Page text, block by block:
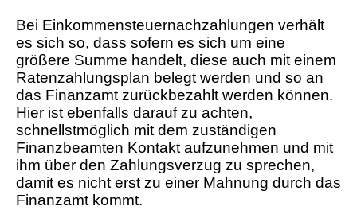
Bei Einkommensteuernachzahlungen verhält
es sich so, dass sofern es sich um eine
größere Summe handelt, diese auch mit einem
Ratenzahlungsplan belegt werden und so an
das Finanzamt zurückbezahlt werden können.
Hier ist ebenfalls darauf zu achten,
schnellstmöglich mit dem zuständigen
Finanzbeamten Kontakt aufzunehmen und mit
ihm über den Zahlungsverzug zu sprechen,
damit es nicht erst zu einer Mahnung durch das
Finanzamt kommt.